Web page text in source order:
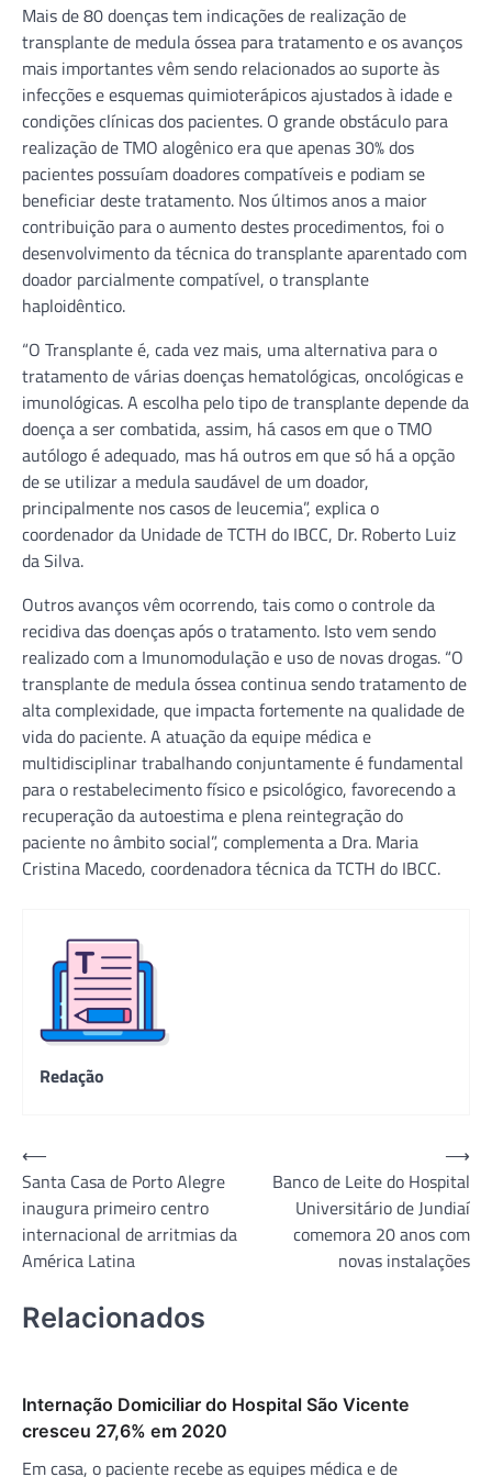
Mais de 80 doenças tem indicações de realização de
transplante de medula óssea para tratamento e os avanços
mais importantes vêm sendo relacionados ao suporte às
infecções e esquemas quimioterápicos ajustados à idade e
condições clínicas dos pacientes. O grande obstáculo para
realização de TMO alogênico era que apenas 30% dos
pacientes possuíam doadores compatíveis e podiam se
beneficiar deste tratamento. Nos últimos anos a maior
contribuição para o aumento destes procedimentos, foi o
desenvolvimento da técnica do transplante aparentado com
doador parcialmente compatível, o transplante
haploidêntico.
“O Transplante é, cada vez mais, uma alternativa para o
tratamento de várias doenças hematológicas, oncológicas e
imunológicas. A escolha pelo tipo de transplante depende da
doença a ser combatida, assim, há casos em que o TMO
autólogo é adequado, mas há outros em que só há a opção
de se utilizar a medula saudável de um doador,
principalmente nos casos de leucemia”, explica o
coordenador da Unidade de TCTH do IBCC, Dr. Roberto Luiz
da Silva.
Outros avanços vêm ocorrendo, tais como o controle da
recidiva das doenças após o tratamento. Isto vem sendo
realizado com a Imunomodulação e uso de novas drogas. “O
transplante de medula óssea continua sendo tratamento de
alta complexidade, que impacta fortemente na qualidade de
vida do paciente. A atuação da equipe médica e
multidisciplinar trabalhando conjuntamente é fundamental
para o restabelecimento físico e psicológico, favorecendo a
recuperação da autoestima e plena reintegração do
paciente no âmbito social”, complementa a Dra. Maria
Cristina Macedo, coordenadora técnica da TCTH do IBCC.
Redação
Navegação
de
Post
⟵
Santa Casa de Porto Alegre
inaugura primeiro centro
internacional de arritmias da
América Latina
Banco de Leite do Hospital
Universitário de Jundiaí
comemora 20 anos com
novas instalações
⟶
Relacionados
Internação Domiciliar do Hospital São Vicente
cresceu 27,6% em 2020
Em casa, o paciente recebe as equipes médica e de